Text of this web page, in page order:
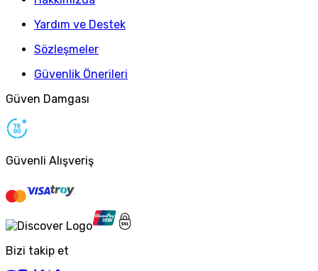
Yardım ve Destek
Sözleşmeler
Güvenlik Önerileri
Güven Damgası
Güvenli Alışveriş
Bizi takip et